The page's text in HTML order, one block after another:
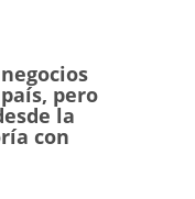
pero
la
con